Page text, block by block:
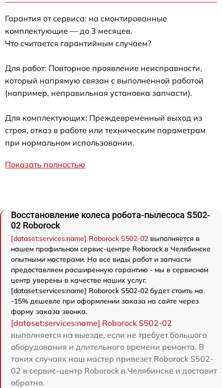
Гарантия от сервиса: на смонтированные
комплектующие — до 3 месяцев.
Что считается гарантийным случаем?
Для работ: Повторное проявление неисправности,
который напрямую связан с выполненной работой
(например, неправильная установка запчасти).
Для комплектующих: Преждевременный выход из
строя, отказ в работе или техническим параметрам
при нормальном использовании.
Показать полностью
Восстановление колеса робота-пылесоса S502-
02 Roborock
[dataset:services:name] Roborock S502-02 выполняется в
нашем профильном сервис-центре Roborock в Челябинске
опытными мастерами. На все виды работ и запчасти
предоставляем расширенную гарантию - мы в сервисном
центр уверены в качестве наших услуг.
[dataset:services:name] Roborock S502-02 будет стоить на
-15% дешевле при оформлении заказа на сайте через
форму заказа звонка.
[dataset:services:name] Roborock S502-02
выполняется на выезде, если не требует большого
оборудования и длительного времени ремонта. В
таких случаях наш мастер привезет Roborock S502-
02 в сервис-центр Roborock в Челябинске и доставит
обратно.